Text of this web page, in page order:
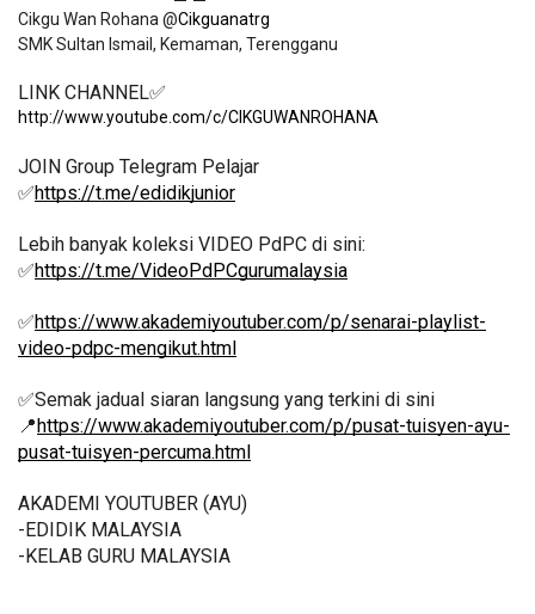
Cikgu Wan Rohana @Cikguanatrg
LINK CHANNEL✅
http://www.youtube.com/c/CIKGUWANROHANA
JOIN Group Telegram Pelajar
✅https://t.me/edidikjunior
Lebih banyak koleksi VIDEO PdPC di sini:
✅https://t.me/VideoPdPCgurumalaysia
✅https://www.akademiyoutuber.com/p/senarai-playlist-
video-pdpc-mengikut.html
✅Semak jadual siaran langsung yang terkini di sini
📍https://www.akademiyoutuber.com/p/pusat-tuisyen-ayu-
pusat-tuisyen-percuma.html
AKADEMI YOUTUBER (AYU)
-EDIDIK MALAYSIA
-KELAB GURU MALAYSIA